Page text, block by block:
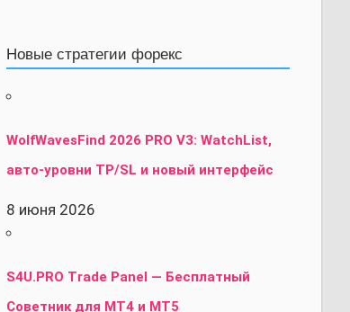
Новые стратегии форекс
WolfWavesFind 2026 PRO V3: WatchList,
авто-уровни TP/SL и новый интерфейс
8 июня 2026
S4U.PRO Trade Panel — Бесплатный
Советник для MT4 и MT5